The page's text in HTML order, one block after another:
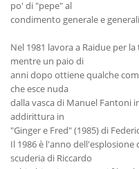
po' di "pepe" al
condimento generale e
Nel 1981 lavora a Raidue per
mentre un paio di
anni dopo ottiene qualche
che esce nuda
dalla vasca di Manuel Fantoni
addirittura in
"Ginger e Fred" (1985) di
Il 1986 è l'anno
scuderia di Riccardo